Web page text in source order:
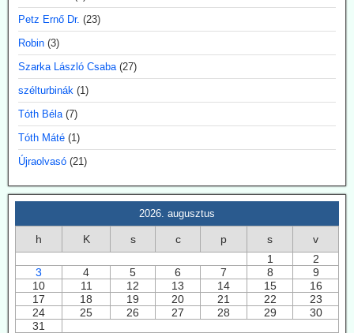
2026.07.28. EIKE: Henrik Svensmark nemzetközi
hírű légkörkutatót elbocsátotta egyeteme
állásából - feltehetően a klímapánikkeltést cáfoló
eredményei miatt.
A Dániai Műszaki Egyetem (DTU) fölmondott Svensmarknak.
Svensmark neve összeforrott a kozmikus sugárzás és
felhőképződés kutatásával. Eredményei nem támogatták minden
esetben az IPCC direktívákat.
2026.07.28. EIKE: Az USA és Németország
fokozza a geotermiában rejlő lehetőségek
Az USA képviselőháza törvény fogadott el a geotermikus energia
kiaknázásának felgyorsítására. Németországban 2024-ben
összesen 29 TWh energiát nyertek a föld mélyéből. Németország is
hatósági úton kívánja a kiaknázást felgyorsítani.
2026.07.22. Climatechangedispatch: Japán
visszakozik klímavédelmi vállalásaitól
Petz Ernő Dr. (23)
Robin (3)
Szarka László Csaba (27)
szélturbinák (1)
Tóth Béla (7)
Tóth Máté (1)
Újraolvasó (21)
2026. augusztus
h K s c p s
v
1
2
3
4 5 6 7 8
9
10
11 12 13 14 15
16
17
18 19 20 21 22
23
24
25 26 27 28 29
30
31